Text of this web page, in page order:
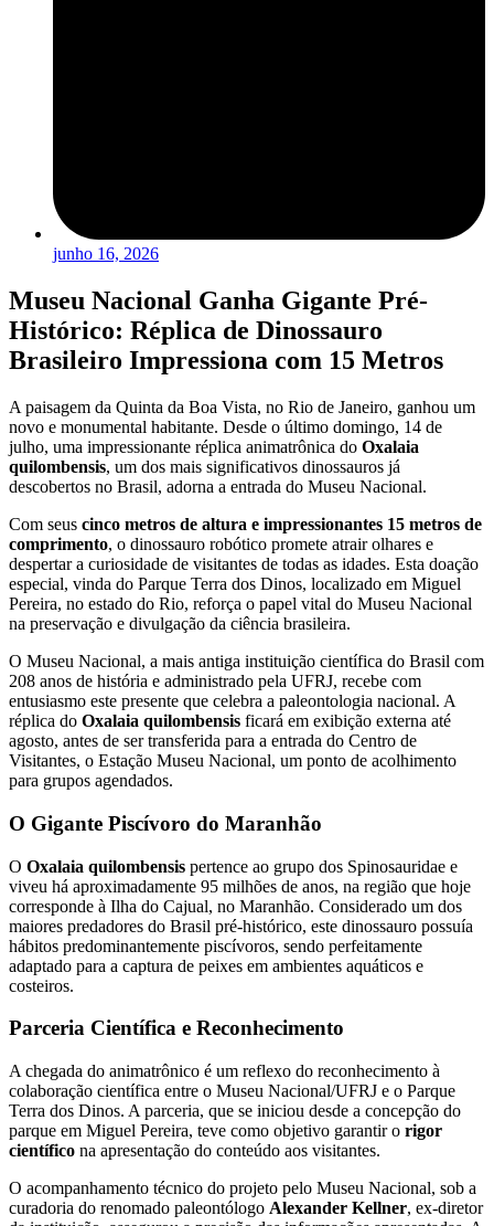
junho 16, 2026
Museu Nacional Ganha Gigante Pré-
Histórico: Réplica de Dinossauro
Brasileiro Impressiona com 15 Metros
A paisagem da Quinta da Boa Vista, no Rio de Janeiro, ganhou um
novo e monumental habitante. Desde o último domingo, 14 de
julho, uma impressionante réplica animatrônica do Oxalaia
quilombensis, um dos mais significativos dinossauros já
descobertos no Brasil, adorna a entrada do Museu Nacional.
Com seus cinco metros de altura e impressionantes 15 metros de
comprimento, o dinossauro robótico promete atrair olhares e
despertar a curiosidade de visitantes de todas as idades. Esta doação
especial, vinda do Parque Terra dos Dinos, localizado em Miguel
Pereira, no estado do Rio, reforça o papel vital do Museu Nacional
na preservação e divulgação da ciência brasileira.
O Museu Nacional, a mais antiga instituição científica do Brasil com
208 anos de história e administrado pela UFRJ, recebe com
entusiasmo este presente que celebra a paleontologia nacional. A
réplica do Oxalaia quilombensis ficará em exibição externa até
agosto, antes de ser transferida para a entrada do Centro de
Visitantes, o Estação Museu Nacional, um ponto de acolhimento
para grupos agendados.
O Gigante Piscívoro do Maranhão
O Oxalaia quilombensis pertence ao grupo dos Spinosauridae e
viveu há aproximadamente 95 milhões de anos, na região que hoje
corresponde à Ilha do Cajual, no Maranhão. Considerado um dos
maiores predadores do Brasil pré-histórico, este dinossauro possuía
hábitos predominantemente piscívoros, sendo perfeitamente
adaptado para a captura de peixes em ambientes aquáticos e
costeiros.
Parceria Científica e Reconhecimento
A chegada do animatrônico é um reflexo do reconhecimento à
colaboração científica entre o Museu Nacional/UFRJ e o Parque
Terra dos Dinos. A parceria, que se iniciou desde a concepção do
parque em Miguel Pereira, teve como objetivo garantir o rigor
científico na apresentação do conteúdo aos visitantes.
O acompanhamento técnico do projeto pelo Museu Nacional, sob a
curadoria do renomado paleontólogo Alexander Kellner, ex-diretor